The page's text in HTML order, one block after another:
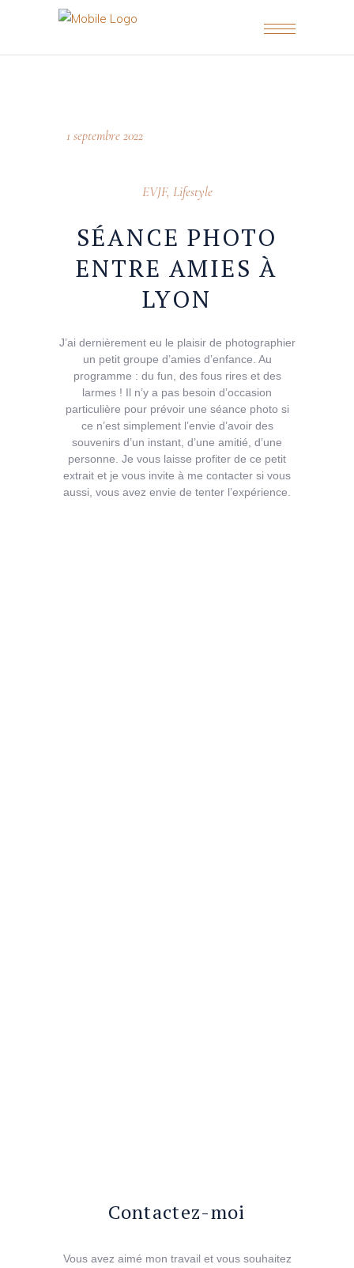
1 septembre 2022
EVJF, Lifestyle
SÉANCE PHOTO
ENTRE AMIES À
LYON
J’ai dernièrement eu le plaisir de photographier
un petit groupe d’amies d’enfance. Au
programme : du fun, des fous rires et des
larmes ! Il n’y a pas besoin d’occasion
particulière pour prévoir une séance photo si
ce n’est simplement l’envie d’avoir des
souvenirs d’un instant, d’une amitié, d’une
personne. Je vous laisse profiter de ce petit
extrait et je vous invite à me contacter si vous
aussi, vous avez envie de tenter l’expérience.
Contactez-moi
Vous avez aimé mon travail et vous souhaitez